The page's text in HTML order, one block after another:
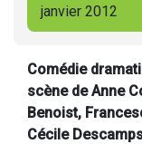
janvier 2012
Comédie
scène de Anne
Benoist,
Cécile